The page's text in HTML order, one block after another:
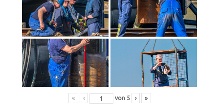
« ‹ von 5 › »